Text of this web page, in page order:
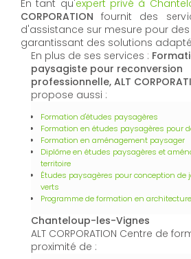
Votrecentre de formation
les-Vignespropose des cours
acquérir les savoirs
d'aujourd'hui, en alliant théorie et
ALT CORPORATIONoffre
particuliers à domicile à
permettant aux apprenants
accompagnement personnalisé
besoins.
En tant qu'expert privé à
CORPORATION
d'assistance sur mesure pour des
garantissant des solutions
En plus de ses services :
paysagiste pour reconversion
professionnelle, ALT
propose aussi :